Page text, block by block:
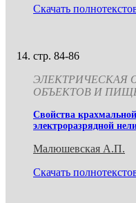
Скачать
стр. 84-86
ЭЛЕКТРИЧЕСКАЯ
ОБЪЕКТОВ И
Свойства
электроразрядной
Малюшевская А.П.
Скачать